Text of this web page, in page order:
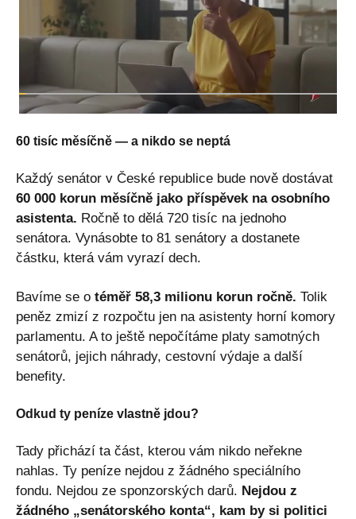
60 tisíc měsíčně — a nikdo se neptá
Každý senátor v České republice bude nově dostávat
60 000 korun měsíčně jako příspěvek na osobního
asistenta. Ročně to dělá 720 tisíc na jednoho
senátora. Vynásobte to 81 senátory a dostanete
částku, která vám vyrazí dech.
Bavíme se o téměř 58,3 milionu korun ročně. Tolik
peněz zmizí z rozpočtu jen na asistenty horní komory
parlamentu. A to ještě nepočítáme platy samotných
senátorů, jejich náhrady, cestovní výdaje a další
benefity.
Odkud ty peníze vlastně jdou?
Tady přichází ta část, kterou vám nikdo neřekne
nahlas. Ty peníze nejdou z žádného speciálního
fondu. Nejdou ze sponzorských darů. Nejdou z
žádného „senátorského konta“, kam by si politici